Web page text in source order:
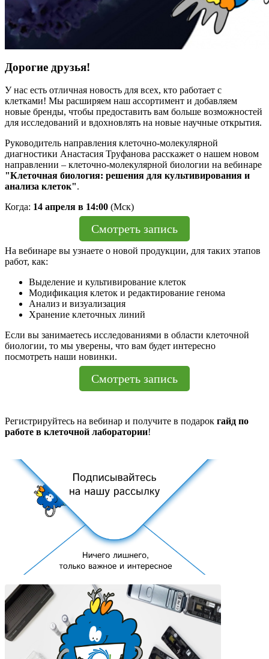
Дорогие друзья!
У нас есть отличная новость для всех, кто работает с
клетками! Мы расширяем наш ассортимент и добавляем
новые бренды, чтобы предоставить вам больше возможностей
для исследований и вдохновлять на новые научные открытия.
Руководитель направления клеточно-молекулярной
диагностики Анастасия Труфанова расскажет о нашем новом
направлении – клеточно-молекулярной биологии на вебинаре
"Клеточная биология: решения для культивирования и
анализа клеток".
Когда: 14 апреля в 14:00 (Мск)
Смотреть запись
На вебинаре вы узнаете о новой продукции, для таких этапов
работ, как:
Выделение и культивирование клеток
Модификация клеток и редактирование генома
Анализ и визуализация
Хранение клеточных линий
Если вы занимаетесь исследованиями в области клеточной
биологии, то мы уверены, что вам будет интересно
посмотреть наши новинки.
Смотреть запись
Регистрируйтесь на вебинар и получите в подарок гайд по
работе в клеточной лаборатории!